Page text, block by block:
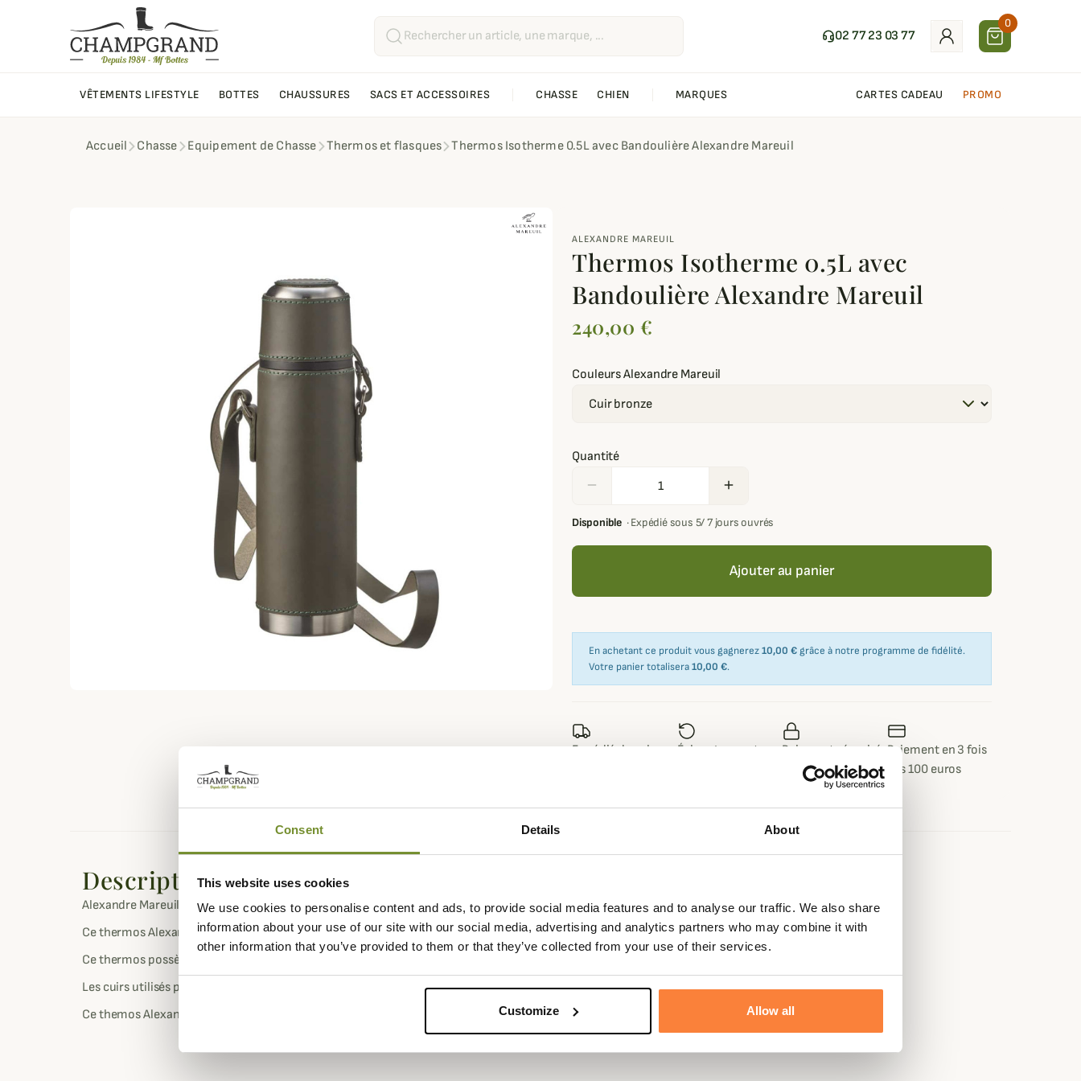
Consent Details About
This website uses cookies
We use cookies to personalise content and ads, to provide social media features and to analyse our traffic. We also share
information about your use of our site with our social media, advertising and analytics partners who may combine it with
other information that you’ve provided to them or that they’ve collected from your use of their services.
Customize Allow all
02 77 23 03 77
0
VÊTEMENTS LIFESTYLE BOTTES CHAUSSURES SACS ET ACCESSOIRES CHASSE CHIEN MARQUES CARTES CADEAU PROMO
Accueil Chasse Equipement de Chasse Thermos et flasques Thermos Isotherme 0.5L avec Bandoulière Alexandre Mareuil
ALEXANDRE MAREUIL
Thermos Isotherme 0.5L avec
Bandoulière Alexandre Mareuil
240,00 €
Couleurs Alexandre Mareuil
Quantité
remove add
Disponible ·Expédié sous 5/ 7 jours ouvrés
Ajouter au panier
En achetant ce produit vous gagnerez10,00 € grâce à notre programme de fidélité.
Votre panier totalisera10,00 €.
Expédié dans la
Échange ou retour
Paiement sécurisé Paiement en 3 fois
dès 100 euros
Description
Alexandre Mareuil vous propose ce beau thermos isotherme gaîné cuir
Ce thermos Alexandre Mareuil est équipé d'une bandoulière en cuir pour un transport plus facile.
Ce thermos possède une capacité de 50cl pour y garder au chaud vos bouillons, thé ou autres boissons chaudes.
Les cuirs utilisés par le célèbre maroquinier Alexandre Mareuil sont de première qualité et sont fabriqués en France.
Ce themos Alexandre Mareuil est disponible en différents coloris pour s'accorder avec l'étui cuir 4 gobelets et la flasque de poche.